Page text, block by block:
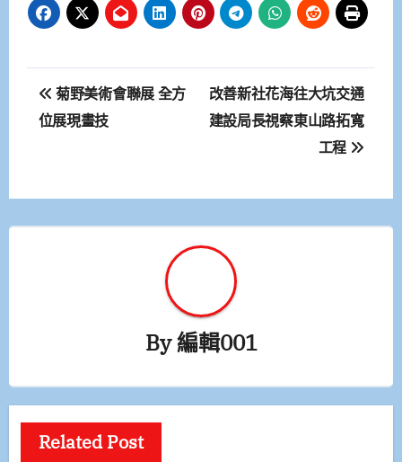
文
章
覽
菊野美術會聯展 全方
位展現畫技
改善新社花海往大坑交通
建設局長視察東山路拓寬
工程
By編輯001
Related Post